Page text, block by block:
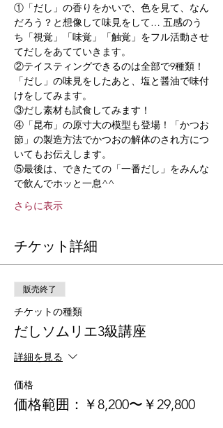
①「だし」の香りをかいで、色を見て、なん
だろう？と想像して味見をして… 五感のう
ち「視覚」「味覚」「触覚」をフル活動させ
てだしをあてていきます。
②テイスティングできるのは全部で9種類！
「だし」の味見をしたあと、塩と醤油で味付
けをしてみます。
③だし素材も試食してみます！
④「昆布」の原寸大の模型も登場！「かつお
節」の製造方法でかつおの解体のされ方につ
いてもお伝えします。
⑤最後は、できたての「一番だし」をみんな
で飲んでホッと一息^^
さらに表示
チケット詳細
販売終了
チケットの種類
だしソムリエ3級講座
詳細を見る
価格
価格範囲：￥8,200〜￥29,800